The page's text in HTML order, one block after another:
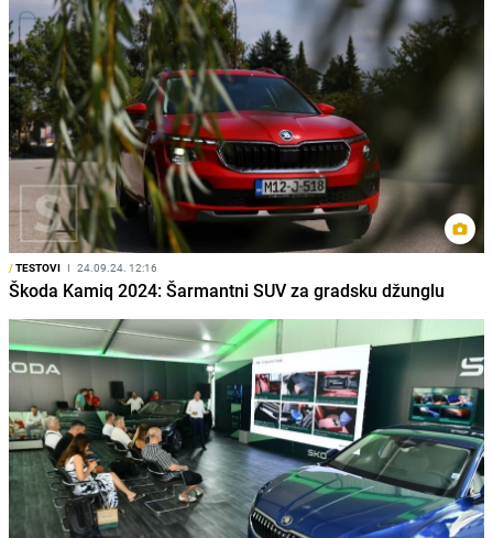
/TESTOVI I 24.09.24. 12:16
Škoda Kamiq 2024: Šarmantni SUV za gradsku džunglu